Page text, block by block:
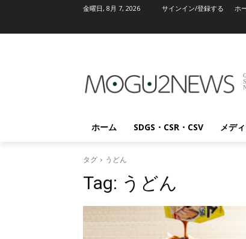
金曜日, 8月 7, 2026 サインイン/登録する ホ
ホーム SDGS・CSR・CSV メデ
タグ うどん
Tag: うどん